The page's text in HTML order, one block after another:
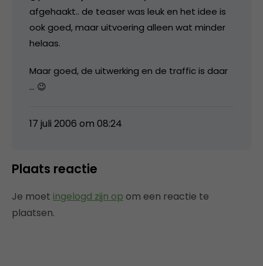
afgehaakt.. de teaser was leuk en het idee is
ook goed, maar uitvoering alleen wat minder
helaas.
Maar goed, de uitwerking en de traffic is daar
… 😉
17 juli 2006 om 08:24
Plaats reactie
Je moet ingelogd zijn op om een reactie te
plaatsen.